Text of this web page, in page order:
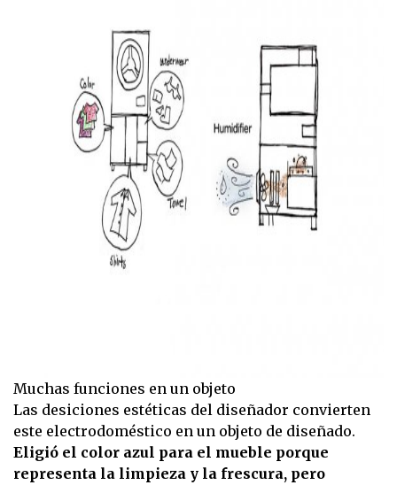
Muchas funciones en un objeto
Las desiciones estéticas del diseñador convierten
este electrodoméstico en un objeto de diseñado.
Eligió el color azul para el mueble porque
representa la limpieza y la frescura, pero